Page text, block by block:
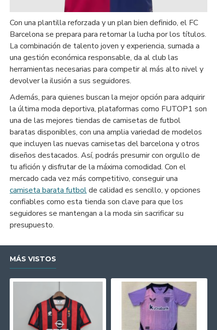
Con una plantilla reforzada y un plan bien definido, el FC
Barcelona se prepara para retomar la lucha por los títulos.
La combinación de talento joven y experiencia, sumada a
una gestión económica responsable, da al club las
herramientas necesarias para competir al más alto nivel y
devolver la ilusión a sus seguidores.
Además, para quienes buscan la mejor opción para adquirir
la última moda deportiva, plataformas como FUTOP1 son
una de las mejores tiendas de camisetas de futbol
baratas disponibles, con una amplia variedad de modelos
que incluyen las nuevas camisetas del barcelona y otros
diseños destacados. Así, podrás presumir con orgullo de
tu afición y disfrutar de la máxima comodidad. Con el
mercado cada vez más competitivo, conseguir una
camiseta barata futbolde calidad es sencillo, y opciones
confiables como esta tienda son clave para que los
seguidores se mantengan a la moda sin sacrificar su
presupuesto.
MÁS VISTOS